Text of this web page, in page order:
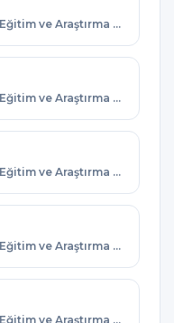
Diyarbakır Gazi Yaşargil Eğitim ve Araştırma Hastanesi · Diyarbakır
Diyarbakır Gazi Yaşargil Eğitim ve Araştırma Hastanesi · Diyarbakır
Diyarbakır Gazi Yaşargil Eğitim ve Araştırma Hastanesi · Diyarbakır
Diyarbakır Gazi Yaşargil Eğitim ve Araştırma Hastanesi · Diyarbakır
Diyarbakır Gazi Yaşargil Eğitim ve Araştırma Hastanesi · Diyarbakır